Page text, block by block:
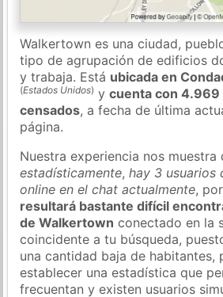
Walkertown es una ciudad,
tipo de agrupación de edificios
y trabaja. Está ubicada en
(Estados Unidos) ycuenta con 4.969
censados, a fecha de última
página.
Nuestra experiencia nos muestra
estadísticamente,hay 3 usuarios
online en el chat actualmente,
resultará bastante difícil
de Walkertown conectado en la
coincidente a tu búsqueda,
una cantidad baja de habitantes,
establecer una estadística que
frecuentan y existen usuarios